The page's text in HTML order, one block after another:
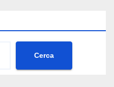
Cerca